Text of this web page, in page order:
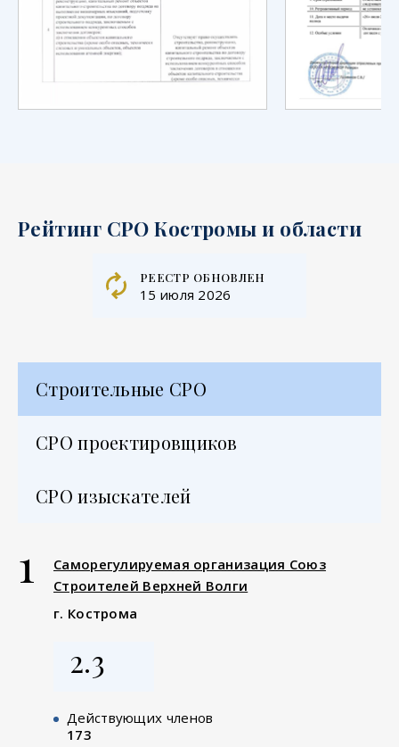
Рейтинг СРО Костромы и области
реестр обновлен
15 июля 2026
Строительные СРО
СРО проектировщиков
СРО изыскателей
1
Саморегулируемая организация Союз
Строителей Верхней Волги
г. Кострома
2.3
Действующих членов
173